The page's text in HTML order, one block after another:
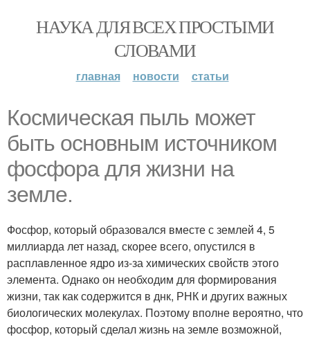
НАУКА ДЛЯ ВСЕХ ПРОСТЫМИ
СЛОВАМИ
главная новости статьи
Космическая пыль может
быть основным источником
фосфора для жизни на
земле.
Фосфор, который образовался вместе с землей 4, 5
миллиарда лет назад, скорее всего, опустился в
расплавленное ядро из-за химических свойств этого
элемента. Однако он необходим для формирования
жизни, так как содержится в днк, РНК и других важных
биологических молекулах. Поэтому вполне вероятно, что
фосфор, который сделал жизнь на земле возможной,